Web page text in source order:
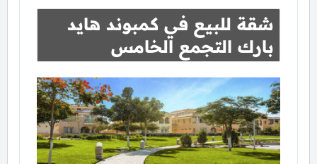
شقة للبيع في كمبوند هايد
بارك التجمع الخامس